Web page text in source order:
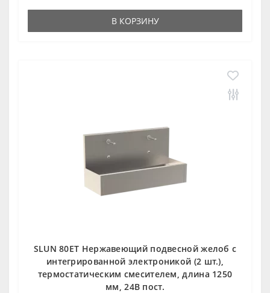
В КОРЗИНУ
SLUN 80ET Нержавеющий подвесной желоб с
интегрированной электроникой (2 шт.),
термостатическим смесителем, длина 1250
мм, 24В пост.